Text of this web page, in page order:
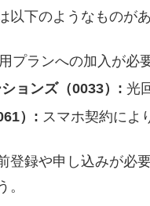
以下のようなものが
プランへの加入が必
ョンズ（0033）: 光
）: スマホ契約によ
登録や申し込みが必
。